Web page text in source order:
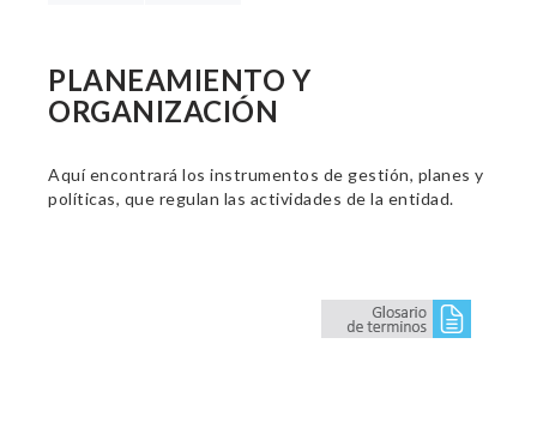
PLANEAMIENTO Y
ORGANIZACIÓN
Aquí encontrará los instrumentos de gestión, planes y
políticas, que regulan las actividades de la entidad.